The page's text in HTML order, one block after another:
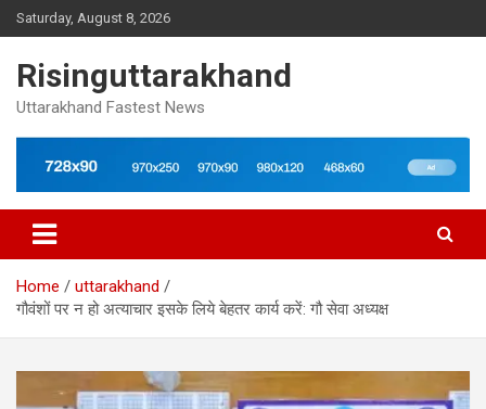
Skip
to
Saturday, August 8, 2026
Risinguttarakhand
Uttarakhand Fastest News
Home
uttarakhand
गौवंशों पर न हो अत्याचार इसके लिये बेहतर कार्य करें: गौ सेवा अध्यक्ष